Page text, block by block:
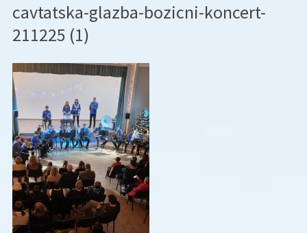
cavtatska-glazba-bozicni-koncert-
211225 (1)